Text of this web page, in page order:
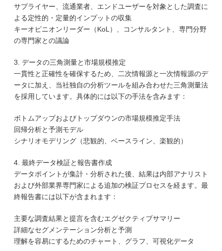
サプライヤー、流通業者、エンドユーザーを対象とした調査に
よる定性的・定量的インプットの収集
キーオピニオンリーダー（KoL）、コンサルタント、専門分野
の専門家との議論
3. データの三角測量と市場規模推定
一貫性と正確性を確保するため、二次情報源と一次情報源のデ
ータに加え、当社独自の分析ツールを組み合わせた三角測量法
を採用しています。具体的には以下の手法を含みます：
ボトムアップおよびトップダウンの市場規模推定手法
回帰分析と予測モデル
シナリオモデリング（悲観的、ベースライン、楽観的）
4. 最終データ検証と報告書作成
データポイントが集計・分析された後、結果は内部アナリスト
および外部業界専門家による追加の検証プロセスを経ます。最
終報告書には以下が含まれます：
主要な調査結果と提言を含むエグゼクティブサマリー
詳細なセグメンテーション分析と予測
理解を容易にするためのチャート、グラフ、可視化データ